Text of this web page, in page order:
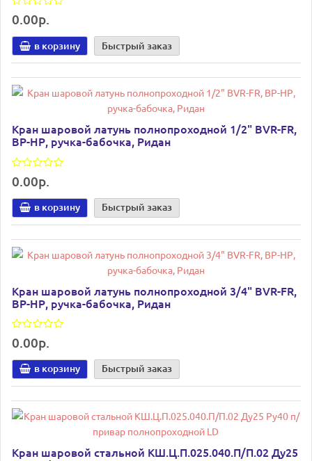
0.00р.
в корзину Быстрый заказ
Кран шаровой латунь полнопроходной 1/2" BVR-FR,
ВР-НР, ручка-бабочка, Ридан
0.00р.
в корзину Быстрый заказ
Кран шаровой латунь полнопроходной 3/4" BVR-FR,
ВР-НР, ручка-бабочка, Ридан
0.00р.
в корзину Быстрый заказ
Кран шаровой стальной КШ.Ц.П.025.040.П/П.02 Ду25